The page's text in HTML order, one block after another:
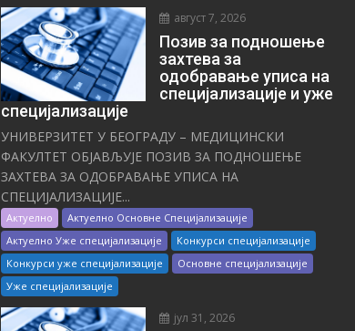
август 7, 2026
Позив за подношење
захтева за
одобравање уписа на
специјализације и уже
специјализације
УНИВЕРЗИТЕТ У БЕОГРАДУ – МЕДИЦИНСКИ
ФАКУЛТЕТ ОБЈАВЉУЈЕ ПОЗИВ ЗА ПОДНОШЕЊЕ
ЗАХТЕВА ЗА ОДОБРАВАЊЕ УПИСА НА
СПЕЦИЈАЛИЗАЦИЈЕ...
Актуелно
Актуелно Основне Специјализације
Актуелно Уже специјализације
Конкурси специјализације
Конкурси уже специјализације
Основне специјализације
Уже специјализације
јул 31, 2026